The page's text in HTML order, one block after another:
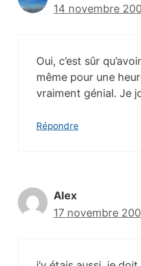
14 novembre
Oui, c’est sûr
même pour une
vraiment génial. Je
Répondre
Alex
17 novembre